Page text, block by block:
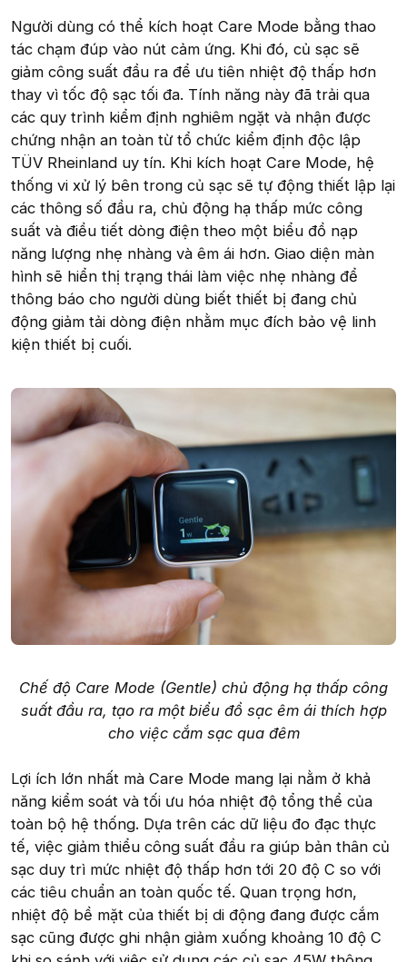
Người dùng có thể kích hoạt Care Mode bằng thao
tác chạm đúp vào nút cảm ứng. Khi đó, củ sạc sẽ
giảm công suất đầu ra để ưu tiên nhiệt độ thấp hơn
thay vì tốc độ sạc tối đa. Tính năng này đã trải qua
các quy trình kiểm định nghiêm ngặt và nhận được
chứng nhận an toàn từ tổ chức kiểm định độc lập
TÜV Rheinland uy tín. Khi kích hoạt Care Mode, hệ
thống vi xử lý bên trong củ sạc sẽ tự động thiết lập lại
các thông số đầu ra, chủ động hạ thấp mức công
suất và điều tiết dòng điện theo một biểu đồ nạp
năng lượng nhẹ nhàng và êm ái hơn. Giao diện màn
hình sẽ hiển thị trạng thái làm việc nhẹ nhàng để
thông báo cho người dùng biết thiết bị đang chủ
động giảm tải dòng điện nhằm mục đích bảo vệ linh
kiện thiết bị cuối.
Chế độ Care Mode (Gentle) chủ động hạ thấp công
suất đầu ra, tạo ra một biểu đồ sạc êm ái thích hợp
cho việc cắm sạc qua đêm
Lợi ích lớn nhất mà Care Mode mang lại nằm ở khả
năng kiểm soát và tối ưu hóa nhiệt độ tổng thể của
toàn bộ hệ thống. Dựa trên các dữ liệu đo đạc thực
tế, việc giảm thiểu công suất đầu ra giúp bản thân củ
sạc duy trì mức nhiệt độ thấp hơn tới 20 độ C so với
các tiêu chuẩn an toàn quốc tế. Quan trọng hơn,
nhiệt độ bề mặt của thiết bị di động đang được cắm
sạc cũng được ghi nhận giảm xuống khoảng 10 độ C